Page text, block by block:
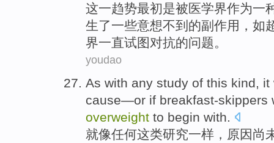
这一趋势最初是被医学界作为一
生了一些意想不到的副作用，
界一直试图对抗的问题。
youdao
As with any study of this kind, it
cause—or if breakfast-skippers
overweight to begin with.
就像任何这类研究一样， 原因尚